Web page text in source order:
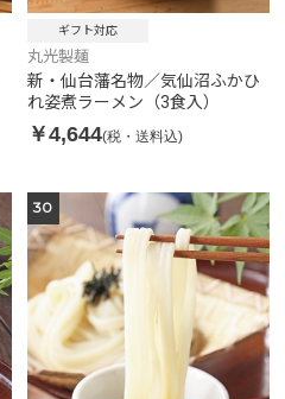
ギフト対応
丸光製麺
新・仙台藩名物／気仙沼ふかひ
れ姿煮ラーメン（3食入）
￥4,644(税・送料込)
30